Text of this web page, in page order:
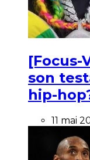
[Focus-
son
hip-
11 mai